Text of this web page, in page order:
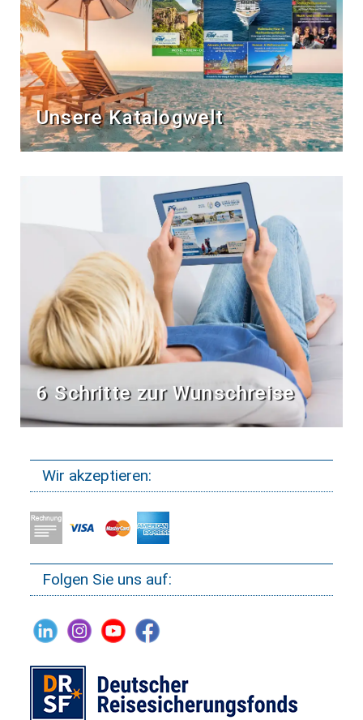
Unsere Katalogwelt
6 Schritte zur Wunschreise
Wir akzeptieren:
Folgen Sie uns auf: